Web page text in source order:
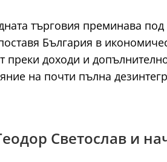
търговия преминава под
България в
доходи и
на почти пълна
Светослав и